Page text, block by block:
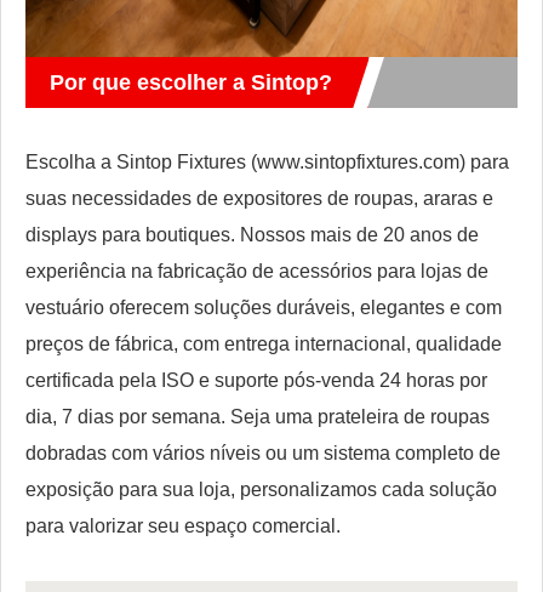
Por que escolher a Sintop?
Escolha a Sintop Fixtures (www.sintopfixtures.com) para
suas necessidades de expositores de roupas, araras e
displays para boutiques. Nossos mais de 20 anos de
experiência na fabricação de acessórios para lojas de
vestuário oferecem soluções duráveis, elegantes e com
preços de fábrica, com entrega internacional, qualidade
certificada pela ISO e suporte pós-venda 24 horas por
dia, 7 dias por semana. Seja uma prateleira de roupas
dobradas com vários níveis ou um sistema completo de
exposição para sua loja, personalizamos cada solução
para valorizar seu espaço comercial.